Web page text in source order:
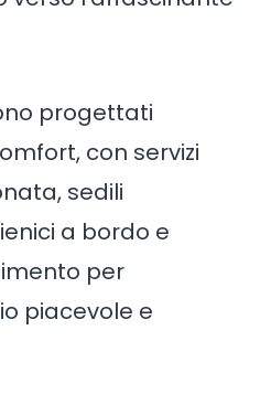
progettati
con servizi
sedili
a bordo e
per
piacevole e